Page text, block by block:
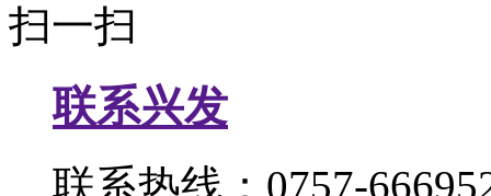
扫一扫
联系兴发
联系热线：0757-